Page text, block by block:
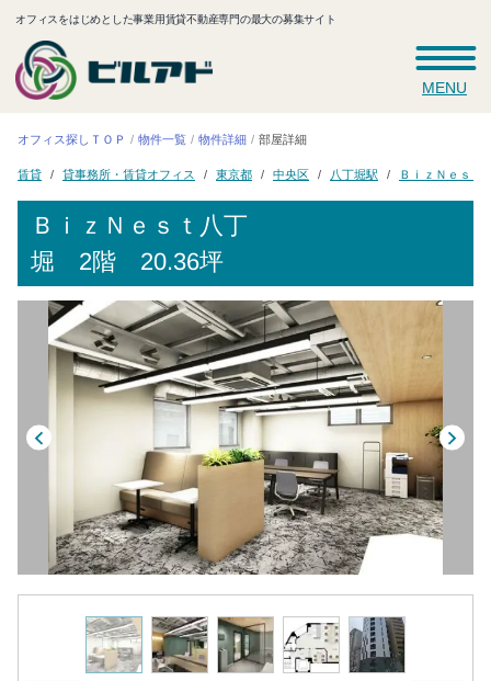
オフィスをはじめとした事業用賃貸不動産専門の最大の募集サイト
MENU
オフィス探しＴＯＰ 物件一覧 物件詳細 部屋詳細
賃貸 貸事務所・賃貸オフィス 東京都 中央区 八丁堀駅 ＢｉｚＮｅｓｔ
ＢｉｚＮｅｓｔ八丁
堀 2階 20.36坪